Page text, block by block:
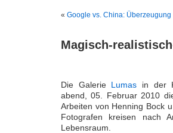
« Google vs. China:
Magisch-
Die Galerie Lumas in der
abend, 05. Februar 2010
Arbeiten von Henning Bock
Fotografen kreisen nach
Lebensraum.